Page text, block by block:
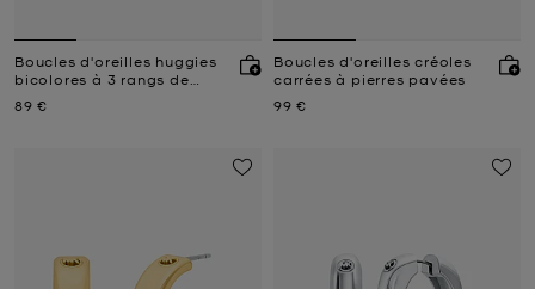
Boucles d'oreilles huggies
bicolores à 3 rangs de
Prix actuel
89 €
Boucles d'oreilles créoles
carrées à pierres pavées
Prix actuel
99 €